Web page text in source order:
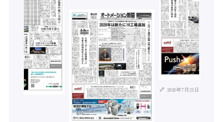
2026年7月21日